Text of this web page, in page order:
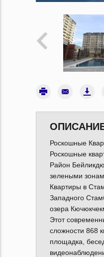
Роскошные
Роскошные
Район
зелеными
Квартиры в
Западного
озера
Этот
сложности 868
площадка,